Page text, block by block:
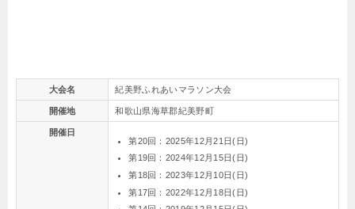
大会名 紀美野ふれあいマラソン大会
開催地 和歌山県海草郡紀美野町
開催日
第20回：2025年12月21日(日)
第19回：2024年12月15日(日)
第18回：2023年12月10日(日)
第17回：2022年12月18日(日)